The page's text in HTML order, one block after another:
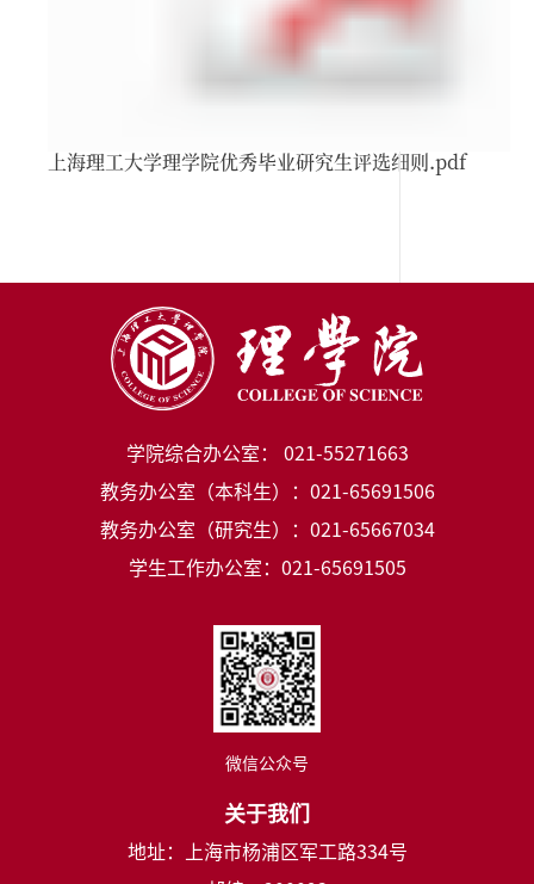
上海理工大学理学院优秀毕业研究生评选细则.pdf
学院综合办公室： 021-55271663
教务办公室（本科生）：021-65691506
教务办公室（研究生）：021-65667034
学生工作办公室：021-65691505
微信公众号
关于我们
地址：上海市杨浦区军工路334号